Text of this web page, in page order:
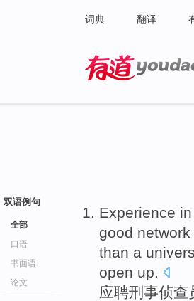
词典 翻译
双语例句
全部
口语
书面语
论文
Experience in
good network
than a
open up.
应聘刑事侦查